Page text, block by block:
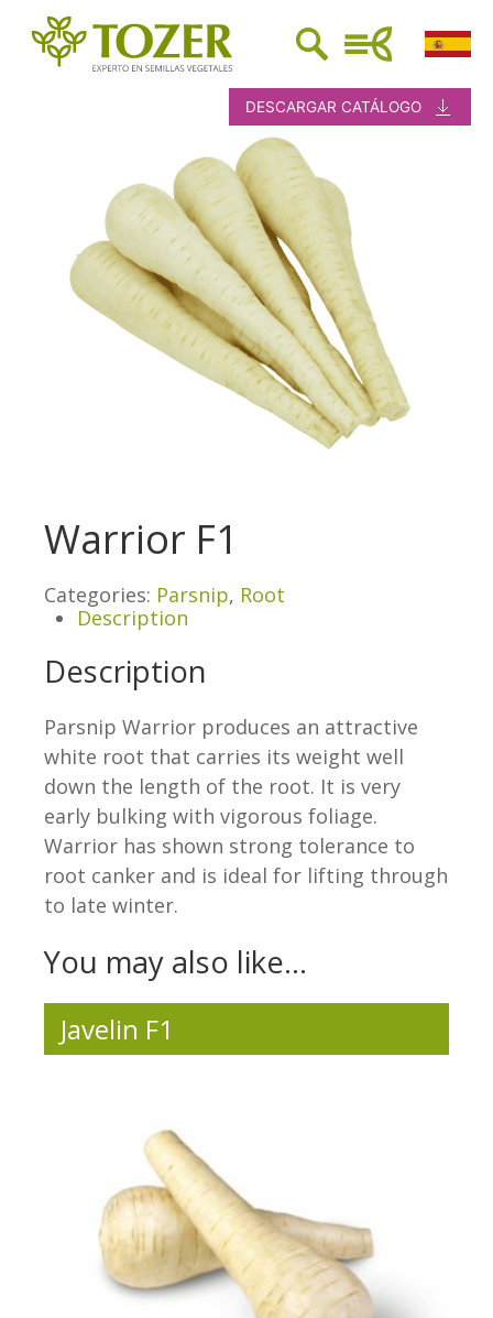
DESCARGAR CATÁLOGO
Warrior F1
Categories: Parsnip, Root
Description
Description
Parsnip Warrior produces an attractive
white root that carries its weight well
down the length of the root. It is very
early bulking with vigorous foliage.
Warrior has shown strong tolerance to
root canker and is ideal for lifting through
to late winter.
You may also like…
Javelin F1